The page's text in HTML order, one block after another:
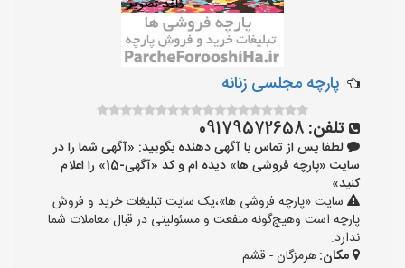
پارچه مجلسی زنانه
تلفن: 09179572658
لطفا پس از تماس با آگهی دهنده بگویید: «آگهی شما را در
سایت «پارچه فروشی ها» دیده ام و کد «آگهی-15» را اعلام
کنید»
سایت «پارچه فروشی ها»،یک سایت تبلیغات خرید و فروش
پارچه است وهیچ‌گونه منفعت و مسئولیتی در قبال معاملات شما
ندارد.
مکان:هرمزگان - قشم